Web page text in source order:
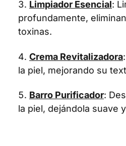
Limpiador Esencial:
profundamente,
toxinas.
Crema Revitalizadora
la piel, mejorando su
Barro Purificador:
la piel, dejándola suave